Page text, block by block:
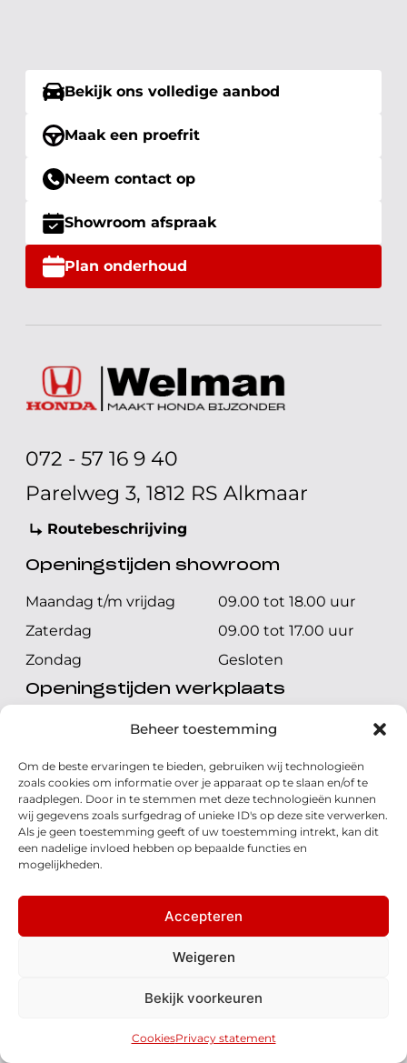
Beheer toestemming
Om de beste ervaringen te bieden, gebruiken wij technologieën
zoals cookies om informatie over je apparaat op te slaan en/of te
raadplegen. Door in te stemmen met deze technologieën kunnen
wij gegevens zoals surfgedrag of unieke ID's op deze site verwerken.
Als je geen toestemming geeft of uw toestemming intrekt, kan dit
een nadelige invloed hebben op bepaalde functies en
mogelijkheden.
Accepteren
Weigeren
Bekijk voorkeuren
CookiesPrivacy statement
Bekijk ons volledige aanbod
Maak een proefrit
Neem contact op
Showroom afspraak
Plan onderhoud
072 - 57 16 9 40
Parelweg 3, 1812 RS Alkmaar
Routebeschrijving
Openingstijden showroom
Maandag t/m vrijdag
09.00 tot 18.00 uur
Zaterdag
09.00 tot 17.00 uur
Zondag
Gesloten
Openingstijden werkplaats
Maandag t/m vrijdag
08.00 tot 17.00 uur
Zondag
Gesloten
Volg ons
© 2026 - Honda Welman
Algemene voorwaarden
Realisatie: QStylez